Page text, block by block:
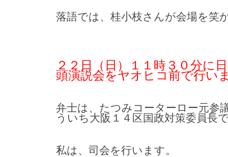
落語では、桂小枝さんが会場を笑
２２日（日）１１時３０分に
頭演説会をヤオヒコ前で行い
弁士は、たつみコーターロー元参
ういち大阪１４区国政対策委員長
私は、司会を行います。